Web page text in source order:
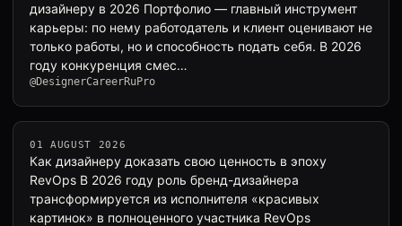
дизайнеру в 2026 Портфолио — главный инструмент
карьеры: по нему работодатель и клиент оценивают не
только работы, но и способность подать себя. В 2026
году конкуренция смес…
@DesignerCareerRuPro
01 AUGUST 2026
Как дизайнеру доказать свою ценность в эпоху
RevOps В 2026 году роль бренд-дизайнера
трансформируется из исполнителя «красивых
картинок» в полноценного участника RevOps